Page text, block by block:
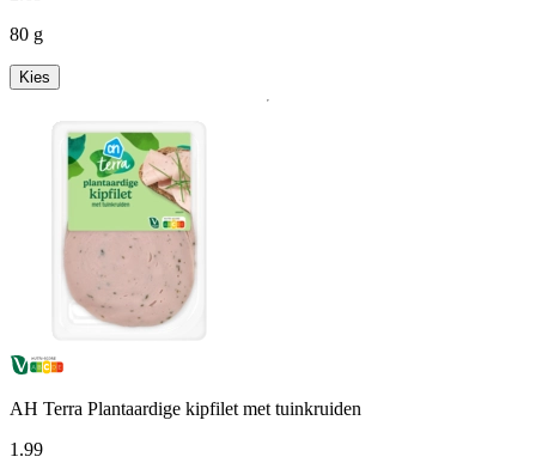
80 g
Kies
AH Terra Plantaardige kipfilet met tuinkruiden
1 .99